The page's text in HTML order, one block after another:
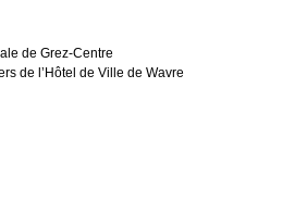
de Grez-Centre
de l’Hôtel de Ville de Wavre